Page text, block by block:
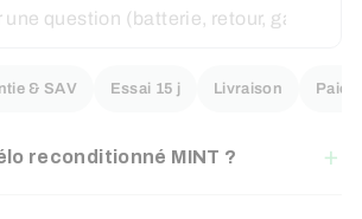
& SAV Essai 15 j Livraison
reconditionné MINT ?